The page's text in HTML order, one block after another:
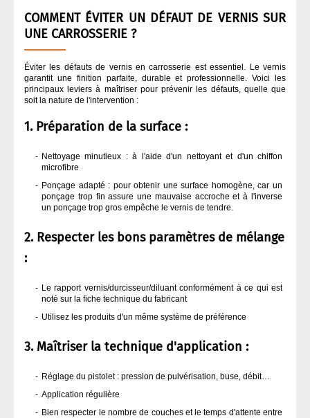
COMMENT ÉVITER UN DÉFAUT DE VERNIS SUR
UNE CARROSSERIE ?
Éviter les défauts de vernis en carrosserie est essentiel. Le vernis
garantit une finition parfaite, durable et professionnelle. Voici les
principaux leviers à maîtriser pour prévenir les défauts, quelle que
soit la nature de l'intervention :
1. Préparation de la surface :
Nettoyage minutieux : à l'aide d'un nettoyant et d'un chiffon
microfibre
Ponçage adapté : pour obtenir une surface homogène, car un
ponçage trop fin assure une mauvaise accroche et à l'inverse
un ponçage trop gros empêche le vernis de tendre.
2. Respecter les bons paramètres de mélange
:
Le rapport vernis/durcisseur/diluant conformément à ce qui est
noté sur la fiche technique du fabricant
Utilisez les produits d'un même système de préférence
3. Maîtriser la technique d'application :
Réglage du pistolet : pression de pulvérisation, buse, débit…
Application régulière
Bien respecter le nombre de couches et le temps d'attente entre